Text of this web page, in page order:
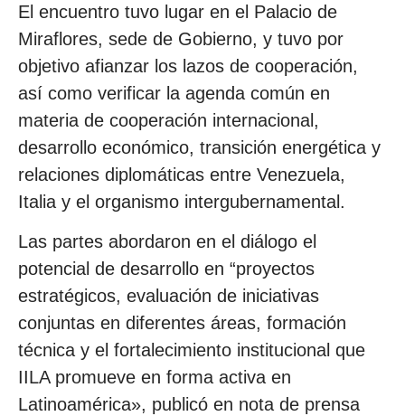
El encuentro tuvo lugar en el Palacio de
Miraflores, sede de Gobierno, y tuvo por
objetivo afianzar los lazos de cooperación,
así como verificar la agenda común en
materia de cooperación internacional,
desarrollo económico, transición energética y
relaciones diplomáticas entre Venezuela,
Italia y el organismo intergubernamental.
Las partes abordaron en el diálogo el
potencial de desarrollo en “proyectos
estratégicos, evaluación de iniciativas
conjuntas en diferentes áreas, formación
técnica y el fortalecimiento institucional que
IILA promueve en forma activa en
Latinoamérica», publicó en nota de prensa